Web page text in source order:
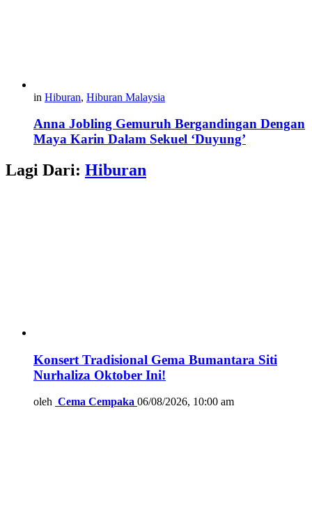
in Hiburan, Hiburan Malaysia
Anna Jobling Gemuruh Bergandingan Dengan
Maya Karin Dalam Sekuel ‘Duyung’
Lagi Dari: Hiburan
Konsert Tradisional Gema Bumantara Siti
Nurhaliza Oktober Ini!
oleh Cema Cempaka 06/08/2026, 10:00 am